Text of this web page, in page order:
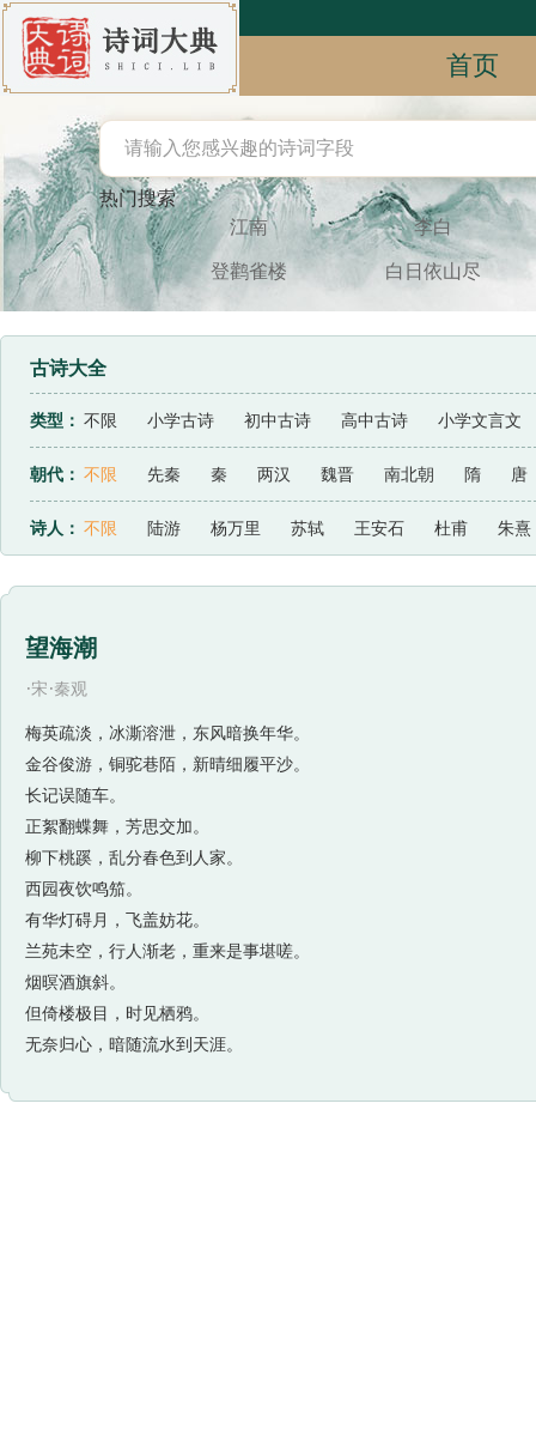
首页
热门搜索
江南
李白
登鹳雀楼 白日依山尽
古诗大全
类型： 不限 小学古诗 初中古诗 高中古诗 小学文言文
宋词三百首 古诗十九首 节气 闺思 追忆 忧愁
传记 驳论 劝谏
朝代： 不限 先秦 秦 两汉 魏晋 南北朝 隋 唐
诗人： 不限 陆游 杨万里 苏轼 王安石 杜甫 朱熹
望海潮
·宋·秦观
梅英疏淡，冰澌溶泄，东风暗换年华。
金谷俊游，铜驼巷陌，新晴细履平沙。
长记误随车。
正絮翻蝶舞，芳思交加。
柳下桃蹊，乱分春色到人家。
西园夜饮鸣笳。
有华灯碍月，飞盖妨花。
兰苑未空，行人渐老，重来是事堪嗟。
烟暝酒旗斜。
但倚楼极目，时见栖鸦。
无奈归心，暗随流水到天涯。